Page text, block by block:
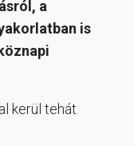
a
is
kerül tehát